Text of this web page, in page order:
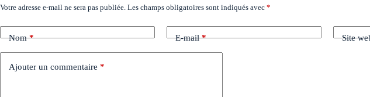
Votre adresse e-mail ne sera pas publiée. Les champs obligatoires sont indiqués avec *
Nom* E-mail* Site
Ajouter un commentaire *